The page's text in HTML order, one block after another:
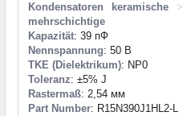
Kondensatoren keramische
>
mehrschichtige
Kapazität: 39 пФ
Nennspannung: 50 В
TKE (Dielektrikum): NP0
Toleranz: ±5% J
Rastermaß: 2,54 мм
Part Number: R15N390J1HL2-L